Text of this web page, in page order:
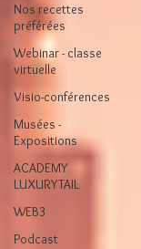
Nos recettes
préférées
Webinar - classe
virtuelle
Visio-conférences
Musées -
Expositions
ACADEMY
LUXURYTAIL
WEB3
Podcast